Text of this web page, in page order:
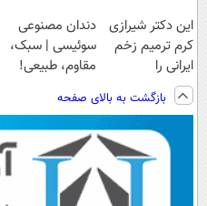
این دکتر شیرازی
کرم ترمیم زخم
ایرانی را
ساخت!!!
دندان مصنوعی
سوئیسی | سبک،
مقاوم، طبیعی!
رایگان+پرداخت
اقساطی😍
بازگشت به بالای صفحه